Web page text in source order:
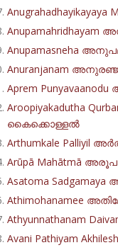
Anupamasneha
Anuranjanam
Aprem
Aroopiyakadutha
കൈക്കൊള്ളൽ
Arthumkale Palliyil
Arūpā Mahātmā
Asatoma
Athimohanamee
Athyunnathanam
Avani Pathiyam